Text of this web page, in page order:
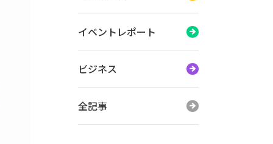
イベントレポート
ビジネス
全記事